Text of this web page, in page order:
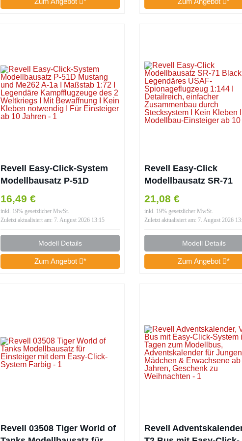
ab 10 I Inklusive
Revell Easy-Click-System
Modellbausatz P-51D
Maßstab 1:72 I Legendäre
Kampfflugzeuge des 2
I Kein Kleben notwendig I
Für Einsteiger ab 10 Jahren
16,49 €
inkl. 19% gesetzlicher MwSt.
Zuletzt aktualisiert am: 7. August 2026 13:15
Modell Details
Zum Angebot *
Revell Easy-Click
Modellbausatz SR-71
USAF-Spionageflugzeug
1:144 I Detailreich,
durch Stecksystem I
Kleben I Für
Einsteiger ab 10
21,08 €
inkl. 19% gesetzlicher MwSt.
Zuletzt aktualisiert am: 7. August 2026
Modell Details
Zum Angebot *
Revell 03508 Tiger World of
Revell